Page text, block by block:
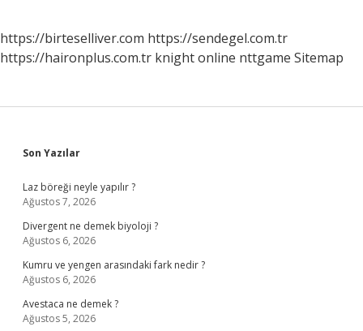
https://birteselliver.com https://sendegel.com.tr
https://haironplus.com.tr knight online nttgame Sitemap
Sidebar
Son Yazılar
Laz böreği neyle yapılır ?
Ağustos 7, 2026
Divergent ne demek biyoloji ?
Ağustos 6, 2026
Kumru ve yengen arasındaki fark nedir ?
Ağustos 6, 2026
Avestaca ne demek ?
Ağustos 5, 2026